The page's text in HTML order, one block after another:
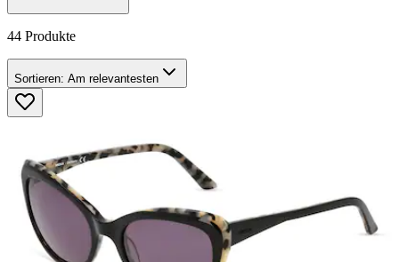
44 Produkte
Sortieren: Am relevantesten